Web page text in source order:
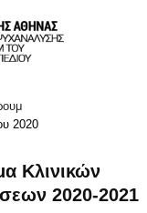
2020
Κλινικών
2020-2021